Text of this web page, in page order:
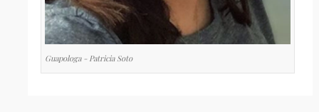
Guapologa - Patricia Soto